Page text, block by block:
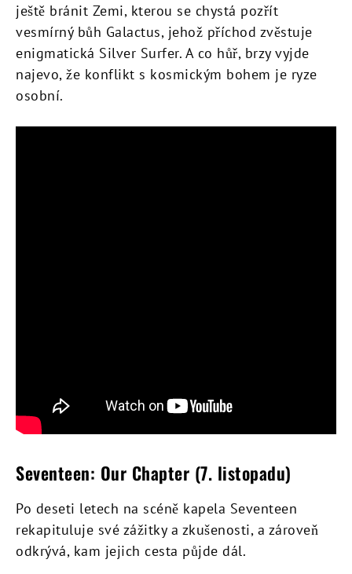
ještě bránit Zemi, kterou se chystá pozřít
vesmírný bůh Galactus, jehož příchod zvěstuje
enigmatická Silver Surfer. A co hůř, brzy vyjde
najevo, že konflikt s kosmickým bohem je ryze
osobní.
Seventeen: Our Chapter (7. listopadu)
Po deseti letech na scéně kapela Seventeen
rekapituluje své zážitky a zkušenosti, a zároveň
odkrývá, kam jejich cesta půjde dál.